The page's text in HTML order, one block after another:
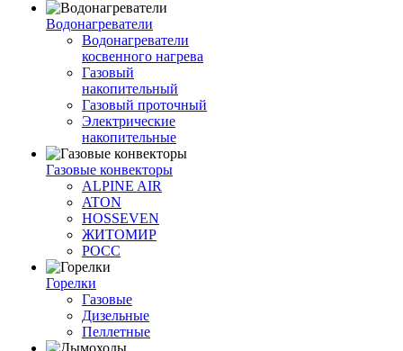
Водонагреватели
Водонагреватели
косвенного нагрева
Газовый
накопительный
Газовый проточный
Электрические
накопительные
Газовые конвекторы
ALPINE AIR
ATON
HOSSEVEN
ЖИТОМИР
РОСС
Горелки
Газовые
Дизельные
Пеллетные